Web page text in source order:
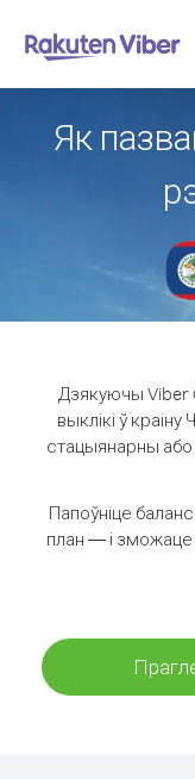
Як
Дзякуючы Viber
выклікі ў краіну
стацыянарны або
Папоўніце
план — і зможаце